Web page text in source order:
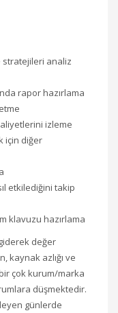
stratejileri analiz
rapor hazırlama
izleme
için diğer
etkilediğini takip
klavuzu hazırlama
değer
kaynak azlığı ve
çok kurum/marka
düşmektedir.
günlerde